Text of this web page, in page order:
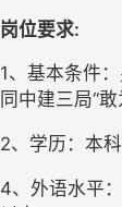
岗位要求:
1、基本条件
同中建三局“
2、学历：本
4、外语水平